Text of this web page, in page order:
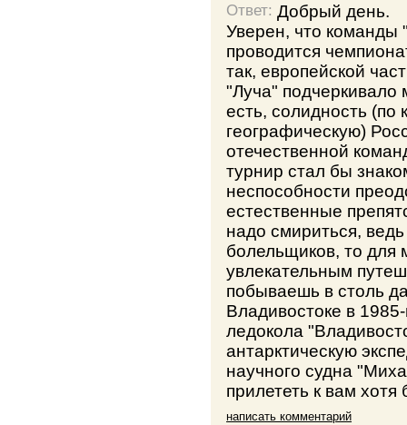
Ответ: Добрый день.
Уверен, что команды
проводится
так, европейской
"Луча"
есть, солидность (по
географическую)
отечественной
турнир стал бы
неспособности
естественные
надо смириться,
болельщиков, то для
увлекательным
побываешь в столь
Владивостоке в
ледокола
антарктическую
научного судна
прилететь к вам
написать комментарий